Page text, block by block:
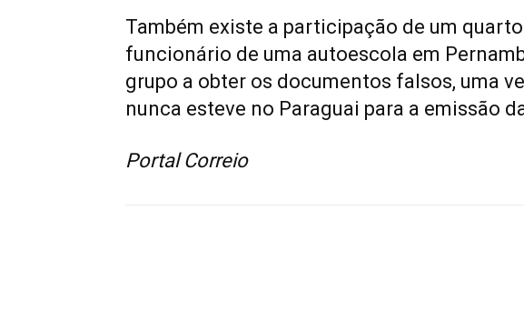
Também existe a participação de um
funcionário de uma autoescola em
grupo a obter os documentos falsos, uma
nunca esteve no Paraguai para a emissão
Portal Correio